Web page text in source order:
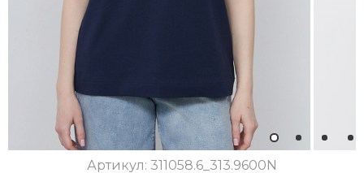
1
Артикул: 311058.6_313.9600N